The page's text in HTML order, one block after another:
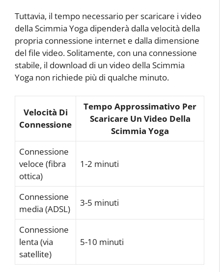
Tuttavia, il tempo necessario per scaricare i video
della Scimmia Yoga dipenderà dalla velocità della
propria connessione internet e dalla dimensione
del file video. Solitamente, con una connessione
stabile, il download di un video della Scimmia
Yoga non richiede più di qualche minuto.
Velocità Di
Connessione
Tempo Approssimativo Per
Scaricare Un Video Della
Scimmia Yoga
Connessione
veloce (fibra
ottica)
1-2 minuti
Connessione
media (ADSL)
3-5 minuti
Connessione
lenta (via
satellite)
5-10 minuti